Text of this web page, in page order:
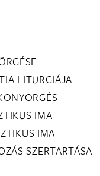
LITURGIÁJA
IMA
IMA
SZERTARTÁSA